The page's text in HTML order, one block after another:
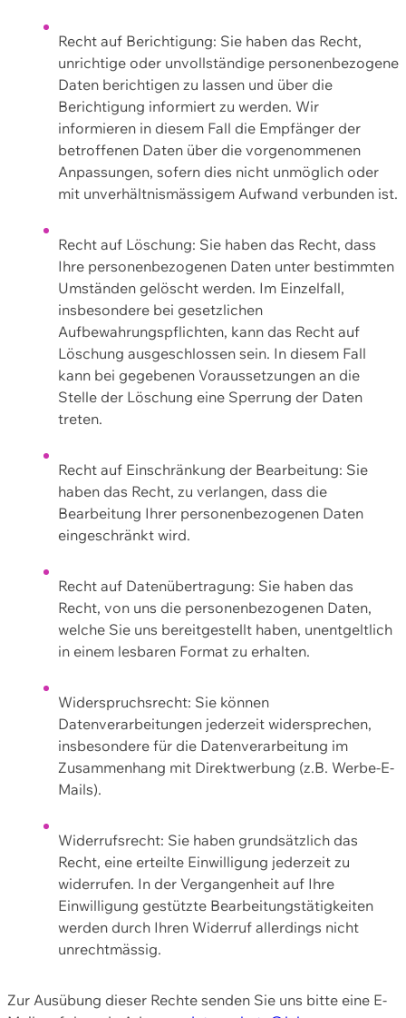
Recht auf Berichtigung: Sie haben das Recht,
unrichtige oder unvollständige personenbezogene
Daten berichtigen zu lassen und über die
Berichtigung informiert zu werden. Wir
informieren in diesem Fall die Empfänger der
betroffenen Daten über die vorgenommenen
Anpassungen, sofern dies nicht unmöglich oder
mit unverhältnismässigem Aufwand verbunden ist.
Recht auf Löschung: Sie haben das Recht, dass
Ihre personenbezogenen Daten unter bestimmten
Umständen gelöscht werden. Im Einzelfall,
insbesondere bei gesetzlichen
Aufbewahrungspflichten, kann das Recht auf
Löschung ausgeschlossen sein. In diesem Fall
kann bei gegebenen Voraussetzungen an die
Stelle der Löschung eine Sperrung der Daten
treten.
Recht auf Einschränkung der Bearbeitung: Sie
haben das Recht, zu verlangen, dass die
Bearbeitung Ihrer personenbezogenen Daten
eingeschränkt wird.
Recht auf Datenübertragung: Sie haben das
Recht, von uns die personenbezogenen Daten,
welche Sie uns bereitgestellt haben, unentgeltlich
in einem lesbaren Format zu erhalten.
Widerspruchsrecht: Sie können
Datenverarbeitungen jederzeit widersprechen,
insbesondere für die Datenverarbeitung im
Zusammenhang mit Direktwerbung (z.B. Werbe-E-
Mails).
Widerrufsrecht: Sie haben grundsätzlich das
Recht, eine erteilte Einwilligung jederzeit zu
widerrufen. In der Vergangenheit auf Ihre
Einwilligung gestützte Bearbeitungstätigkeiten
werden durch Ihren Widerruf allerdings nicht
unrechtmässig.
Zur Ausübung dieser Rechte senden Sie uns bitte eine E-